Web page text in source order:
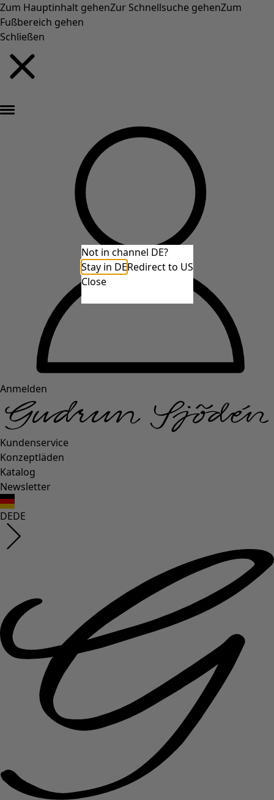
Zum Hauptinhalt gehenZur Schnellsuche gehenZum
Fußbereich gehen
Schließen
Anmelden
Kundenservice
Konzeptläden
Katalog
Newsletter
DEDE
Not in channel DE?
Stay in DERedirect to US
Close